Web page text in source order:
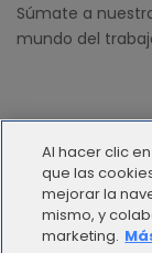
Súmate a
mundo del
© 2012 -
Al hacer clic
que las
mejorar la
mismo, y
marketing.